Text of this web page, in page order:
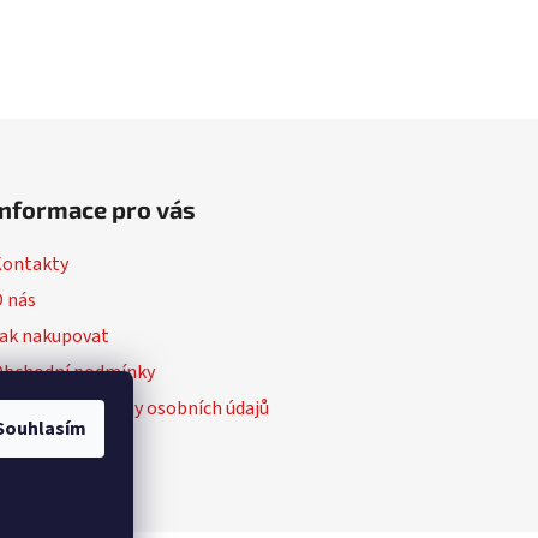
pro vás
nás
nakupovat
podmínky
ochrany osobních údajů